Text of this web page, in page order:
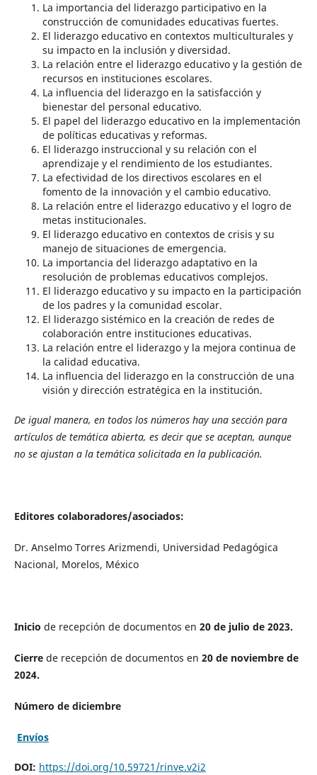
La importancia del liderazgo participativo en la
construcción de comunidades educativas fuertes.
El liderazgo educativo en contextos multiculturales y
su impacto en la inclusión y diversidad.
La relación entre el liderazgo educativo y la gestión de
recursos en instituciones escolares.
La influencia del liderazgo en la satisfacción y
bienestar del personal educativo.
El papel del liderazgo educativo en la implementación
de políticas educativas y reformas.
El liderazgo instruccional y su relación con el
aprendizaje y el rendimiento de los estudiantes.
La efectividad de los directivos escolares en el
fomento de la innovación y el cambio educativo.
La relación entre el liderazgo educativo y el logro de
metas institucionales.
El liderazgo educativo en contextos de crisis y su
manejo de situaciones de emergencia.
La importancia del liderazgo adaptativo en la
resolución de problemas educativos complejos.
El liderazgo educativo y su impacto en la participación
de los padres y la comunidad escolar.
El liderazgo sistémico en la creación de redes de
colaboración entre instituciones educativas.
La relación entre el liderazgo y la mejora continua de
la calidad educativa.
La influencia del liderazgo en la construcción de una
visión y dirección estratégica en la institución.
De igual manera, en todos los números hay una sección para
artículos de temática abierta, es decir que se aceptan, aunque
no se ajustan a la temática solicitada en la publicación.
Editores colaboradores/asociados:
Dr. Anselmo Torres Arizmendi, Universidad Pedagógica
Nacional, Morelos, México
Inicio de recepción de documentos en 20 de julio de 2023.
Cierrede recepción de documentos en 20 de noviembre de
2024.
Número de diciembre
Envíos
DOI: https://doi.org/10.59721/rinve.v2i2